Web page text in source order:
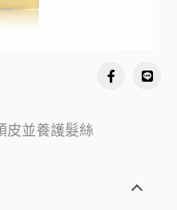
皮並養護髮絲